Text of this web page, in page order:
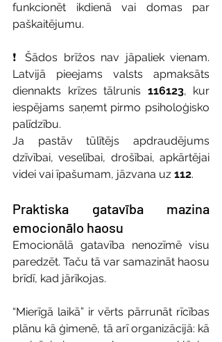
funkcionēt ikdienā vai domas par
paškaitējumu.
❗️ Šādos brīžos nav jāpaliek vienam.
Latvijā pieejams valsts apmaksāts
diennakts krīzes tālrunis 116123, kur
iespējams saņemt pirmo psiholoģisko
palīdzību.
Ja pastāv tūlītējs apdraudējums
dzīvībai, veselībai, drošībai, apkārtējai
videi vai īpašumam, jāzvana uz 112.
Praktiska gatavība mazina
emocionālo haosu
Emocionālā gatavība nenozīmē visu
paredzēt. Taču tā var samazināt haosu
brīdī, kad jārīkojas.
“Mierīgā laikā” ir vērts pārrunāt rīcības
plānu kā ģimenē, tā arī organizācijā: kā